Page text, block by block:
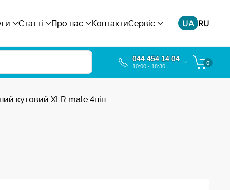
Статті Про нас КонтактиСервіс UA RU
044 454 14 04
10:00 - 18:30
0
кутовий XLR male 4пін